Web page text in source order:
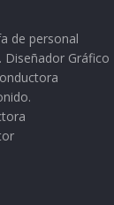
de personal
Diseñador Gráfico